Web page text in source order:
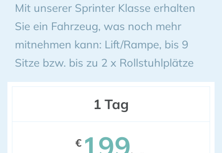
Mit unserer Sprinter Klasse erhalten
Sie ein Fahrzeug, was noch mehr
mitnehmen kann: Lift/Rampe, bis 9
Sitze bzw. bis zu 2 x Rollstuhlplätze
1 Tag
€